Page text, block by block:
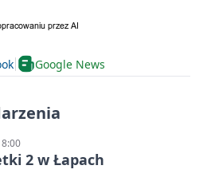
Google News
2 w Łapach